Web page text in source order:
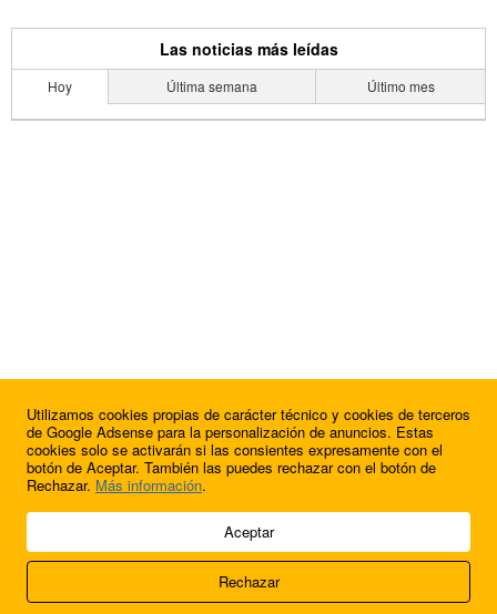
Las noticias más leídas
Hoy Última semana Último mes
© 2009 - 2026 Soluciones Corporativas IP, SL.
Acerca de nosotros
FútbolBalear
Utilizamos cookies propias de carácter técnico y cookies de terceros
de Google Adsense para la personalización de anuncios. Estas
cookies solo se activarán si las consientes expresamente con el
botón de Aceptar. También las puedes rechazar con el botón de
Rechazar. Más información.
Aceptar
Rechazar